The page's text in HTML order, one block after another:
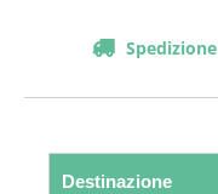
Spedizione
Destinazione